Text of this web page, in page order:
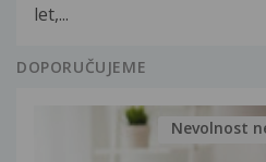
let,...
DOPORUČUJEME
Nevolnost